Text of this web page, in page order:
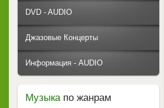
DVD - AUDIO
Джазовые Концерты
Информация - AUDIO
Музыкапо жанрам